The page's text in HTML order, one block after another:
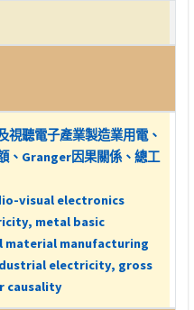
視聽電子產業製造業用電、
、Granger因果關係、總工
visual electronics
metal basic
manufacturing
electricity, gross
causality